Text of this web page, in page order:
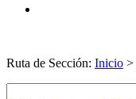
Ruta de Sección: Inicio >